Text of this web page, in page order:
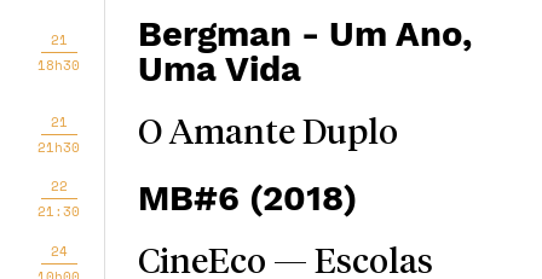
21
18h30
Bergman - Um Ano,
Uma Vida
21
21h30
O Amante Duplo
22
21:30
MB#6 (2018)
24
CineEco — Escolas